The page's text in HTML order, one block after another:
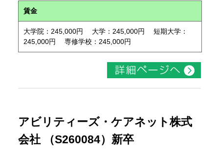
賃金
大学院：245,000円 大学：245,000円 短期大学：
245,000円 専修学校：245,000円
アビリティーズ・ケアネット株式
会社 （S260084）新卒